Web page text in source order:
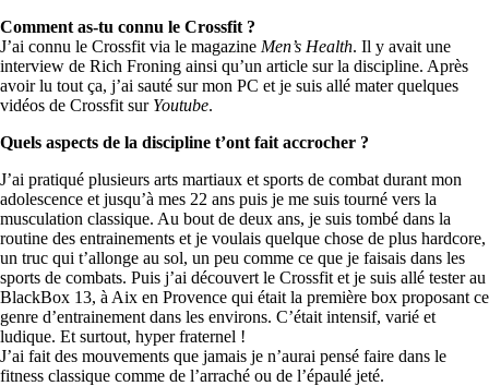
Comment as-tu connu le Crossfit ?
J’ai connu le Crossfit via le magazine Men’s Health. Il y avait une
interview de Rich Froning ainsi qu’un article sur la discipline. Après
avoir lu tout ça, j’ai sauté sur mon PC et je suis allé mater quelques
vidéos de Crossfit sur Youtube.
Quels aspects de la discipline t’ont fait accrocher ?
J’ai pratiqué plusieurs arts martiaux et sports de combat durant mon
adolescence et jusqu’à mes 22 ans puis je me suis tourné vers la
musculation classique. Au bout de deux ans, je suis tombé dans la
routine des entrainements et je voulais quelque chose de plus hardcore,
un truc qui t’allonge au sol, un peu comme ce que je faisais dans les
sports de combats. Puis j’ai découvert le Crossfit et je suis allé tester au
BlackBox 13, à Aix en Provence qui était la première box proposant ce
genre d’entrainement dans les environs. C’était intensif, varié et
ludique. Et surtout, hyper fraternel !
J’ai fait des mouvements que jamais je n’aurai pensé faire dans le
fitness classique comme de l’arraché ou de l’épaulé jeté.